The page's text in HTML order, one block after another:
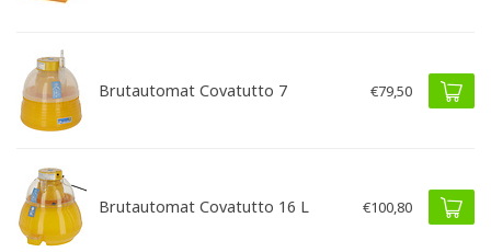
Brutautomat Covatutto 7 €79,50
Brutautomat Covatutto 16 L €100,80